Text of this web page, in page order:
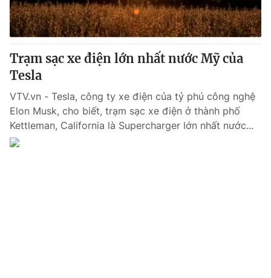
Thị trường
Tư vấn
Lịch phát sóng
Chuyên mục khác
Emagazine
Photo Infographic
Video
Trạm sạc xe điện lớn nhất nước Mỹ của
Tesla
VTV.vn - Tesla, công ty xe điện của tỷ phú công nghệ
Elon Musk, cho biết, trạm sạc xe điện ở thành phố
Kettleman, California là Supercharger lớn nhất nước...